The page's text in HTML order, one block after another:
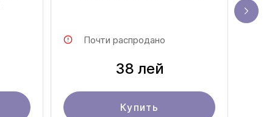
Почти распродано
38 лей
Купить